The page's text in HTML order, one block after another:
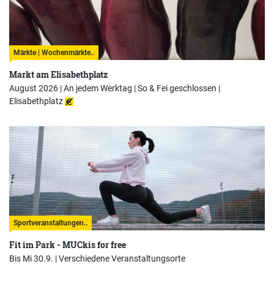
Märkte | Wochenmärkte..
Markt am Elisabethplatz
August 2026 | An jedem Werktag | So & Fei geschlossen |
Elisabethplatz
Sportveranstaltungen..
Fit im Park - MUCkis for free
Bis Mi 30.9. |Verschiedene Veranstaltungsorte